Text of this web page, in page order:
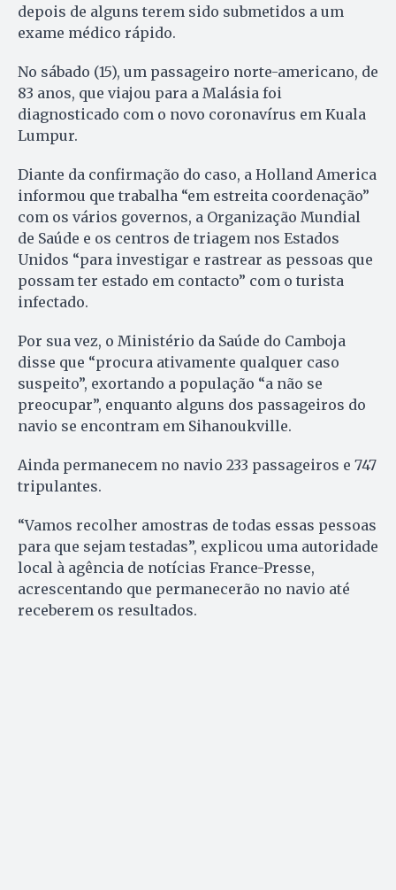
depois de alguns terem sido submetidos a um
exame médico rápido.
No sábado (15), um passageiro norte-americano, de
83 anos, que viajou para a Malásia foi
diagnosticado com o novo coronavírus em Kuala
Lumpur.
Diante da confirmação do caso, a Holland America
informou que trabalha “em estreita coordenação”
com os vários governos, a Organização Mundial
de Saúde e os centros de triagem nos Estados
Unidos “para investigar e rastrear as pessoas que
possam ter estado em contacto” com o turista
infectado.
Por sua vez, o Ministério da Saúde do Camboja
disse que “procura ativamente qualquer caso
suspeito”, exortando a população “a não se
preocupar”, enquanto alguns dos passageiros do
navio se encontram em Sihanoukville.
Ainda permanecem no navio 233 passageiros e 747
tripulantes.
“Vamos recolher amostras de todas essas pessoas
para que sejam testadas”, explicou uma autoridade
local à agência de notícias France-Presse,
acrescentando que permanecerão no navio até
receberem os resultados.